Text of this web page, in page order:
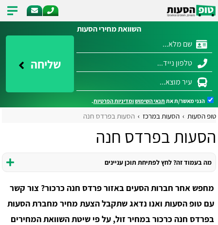
השוואת מחירי הסעות
שליחה
הנני מאשר/ת את תנאי השימושומדיניות הפרטיות.
טופ הסעות הסעות במרכז הסעות בפרדס חנה
הסעות בפרדס חנה
מה בעמוד זה? לחץ לפתיחת תוכן עניינים
מחפש אחר חברות הסעים באזור פרדס חנה כרכור? צור קשר
עם טופ הסעות ואנו נדאג שתקבל הצעת מחיר מחברת הסעות
בפרדס חנה כרכור במחיר זול, על פי שיטת השוואת המחירים